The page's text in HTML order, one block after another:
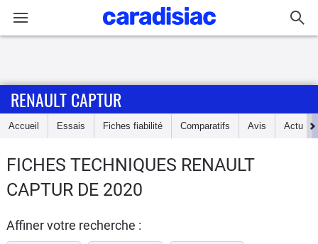
Accueil
Essais
d'achat
RENAULT CAPTUR
Accueil Essais Fiches fiabilité Comparatifs Avis Actu
FICHES TECHNIQUES RENAULT
CAPTUR DE 2020
Affiner votre recherche :